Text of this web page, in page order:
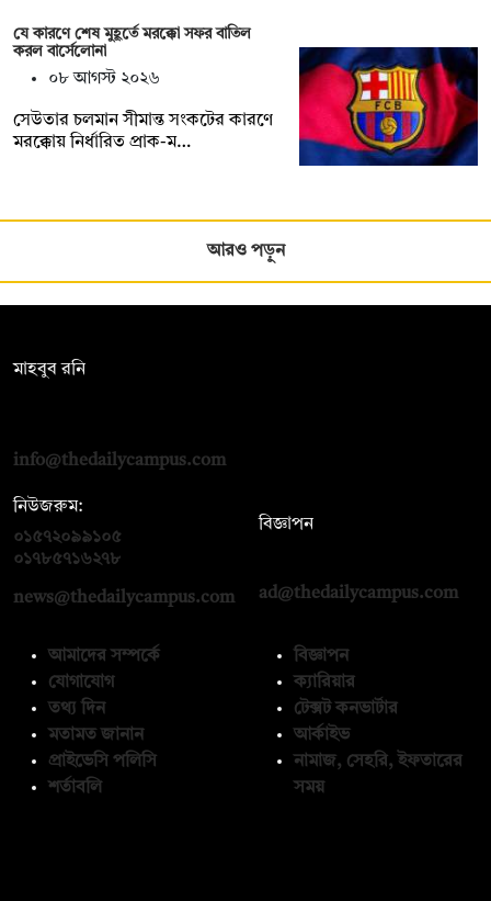
যে কারণে শেষ মুহূর্তে মরক্কো সফর বাতিল
করল বার্সেলোনা
০৮ আগস্ট ২০২৬
সেউতার চলমান সীমান্ত সংকটের কারণে
মরক্কোয় নির্ধারিত প্রাক-ম…
আরও পড়ুন
মাহবুব রনি
info@thedailycampus.com
নিউজরুম:
০১৫৭২০৯৯১০৫
০১৭৮৫৭১৬২৭৮
news@thedailycampus.com
বিজ্ঞাপন
ad@thedailycampus.com
আমাদের সম্পর্কে
যোগাযোগ
তথ্য দিন
মতামত জানান
প্রাইভেসি পলিসি
শর্তাবলি
বিজ্ঞাপন
ক্যারিয়ার
টেক্সট কনভার্টার
আর্কাইভ
নামাজ, সেহরি, ইফতারের
সময়